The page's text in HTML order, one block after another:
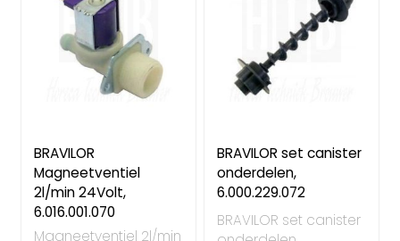
BRAVILOR
Magneetventiel
2l/min 24Volt,
6.016.001.070
Magneetventiel 2l/min
BRAVILOR set canister
onderdelen,
6.000.229.072
BRAVILOR set canister